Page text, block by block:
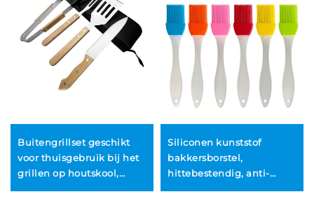
Buitengrillset geschikt
voor thuisgebruik bij het
grillen op houtskool,
Siliconen kunststof
bakkersborstel,
hittebestendig, anti-